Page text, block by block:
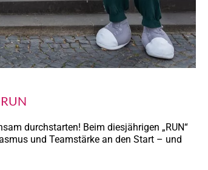
durchstarten! Beim diesjährigen „RUN“
und Teamstärke an den Start – und